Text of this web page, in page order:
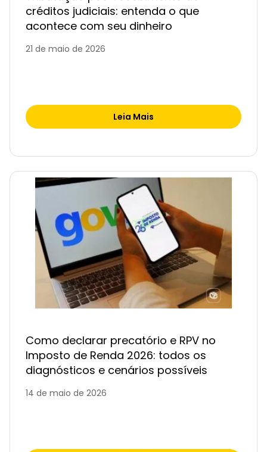
créditos judiciais: entenda o que
acontece com seu dinheiro
21 de maio de 2026
Leia Mais
Como declarar precatório e RPV no
Imposto de Renda 2026: todos os
diagnósticos e cenários possíveis
14 de maio de 2026